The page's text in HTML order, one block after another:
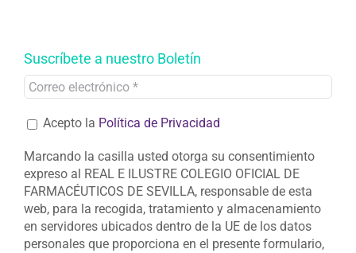
Suscríbete a nuestro Boletín
Acepto la Política de Privacidad
Marcando la casilla usted otorga su consentimiento
expreso al REAL E ILUSTRE COLEGIO OFICIAL DE
FARMACÉUTICOS DE SEVILLA, responsable de esta
web, para la recogida, tratamiento y almacenamiento
en servidores ubicados dentro de la UE de los datos
personales que proporciona en el presente formulario,